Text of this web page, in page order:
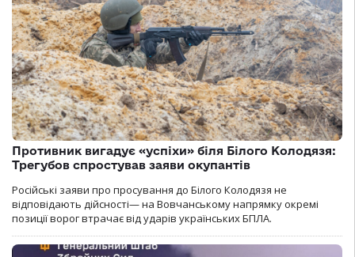
Противник вигадує «успіхи» біля Білого Колодязя:
Трегубов спростував заяви окупантів
Російські заяви про просування до Білого Колодязя не
відповідають дійсності— на Вовчанському напрямку окремі
позиції ворог втрачає від ударів українських БПЛА.